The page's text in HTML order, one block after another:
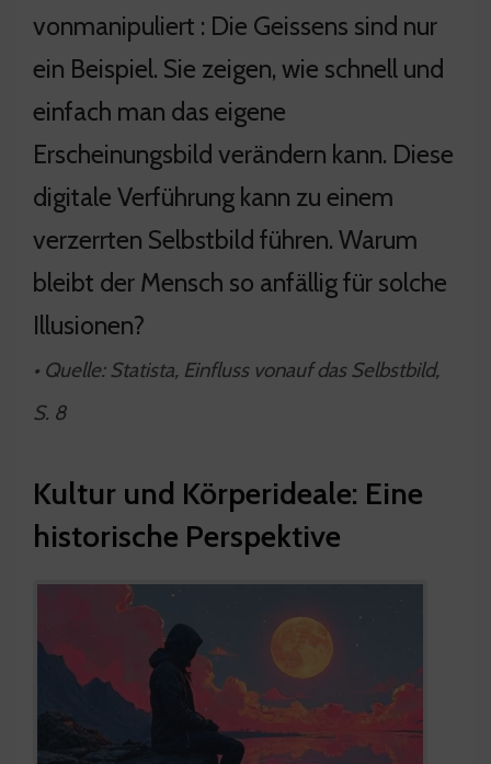
vonmanipuliert : Die Geissens sind nur
ein Beispiel. Sie zeigen, wie schnell und
einfach man das eigene
Erscheinungsbild verändern kann. Diese
digitale Verführung kann zu einem
verzerrten Selbstbild führen. Warum
bleibt der Mensch so anfällig für solche
Illusionen?
• Quelle: Statista, Einfluss vonauf das Selbstbild,
S. 8
Kultur und Körperideale: Eine
historische Perspektive